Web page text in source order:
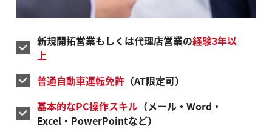
新規開拓営業もしくは代理店営業の経験3年以
上
普通自動車運転免許（AT限定可）
基本的なPC操作スキル（メール・Word・
Excel・PowerPointなど）